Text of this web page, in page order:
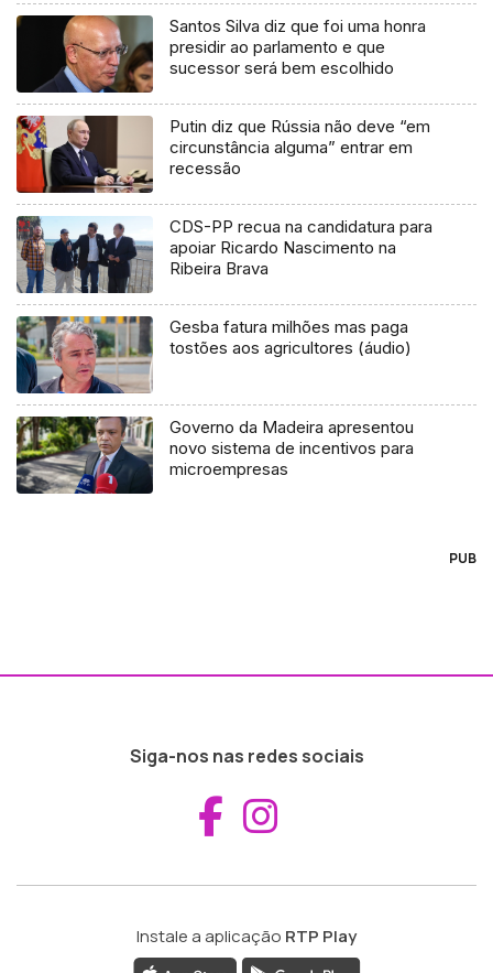
Santos Silva diz que foi uma honra
presidir ao parlamento e que
sucessor será bem escolhido
Putin diz que Rússia não deve “em
circunstância alguma” entrar em
recessão
CDS-PP recua na candidatura para
apoiar Ricardo Nascimento na
Ribeira Brava
Gesba fatura milhões mas paga
tostões aos agricultores (áudio)
Governo da Madeira apresentou
novo sistema de incentivos para
microempresas
PUB
Siga-nos nas redes sociais
Aceder ao
Instale a aplicação RTP Play